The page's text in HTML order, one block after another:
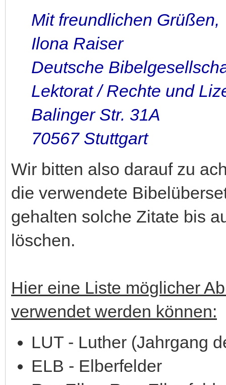
Mit freundlichen Grüßen,
Ilona Raiser
Deutsche
Lektorat / Rechte und
Balinger Str. 31A
70567 Stuttgart
Wir bitten also darauf zu
die verwendete
gehalten solche Zitate bis
löschen.
Hier eine Liste möglicher
verwendet werden können:
LUT - Luther (Jahrgang
ELB - Elberfelder